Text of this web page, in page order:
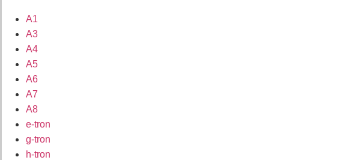
A1
A3
A4
A5
A6
A7
A8
e-tron
g-tron
h-tron